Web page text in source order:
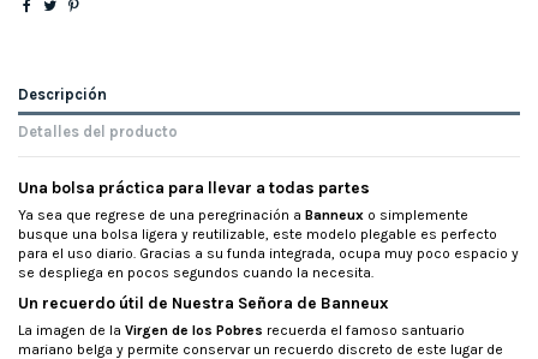
Descripción
Detalles del producto
Una bolsa práctica para llevar a todas partes
Ya sea que regrese de una peregrinación a Banneux o simplemente
busque una bolsa ligera y reutilizable, este modelo plegable es perfecto
para el uso diario. Gracias a su funda integrada, ocupa muy poco espacio y
se despliega en pocos segundos cuando la necesita.
Un recuerdo útil de Nuestra Señora de Banneux
La imagen de la Virgen de los Pobres recuerda el famoso santuario
mariano belga y permite conservar un recuerdo discreto de este lugar de